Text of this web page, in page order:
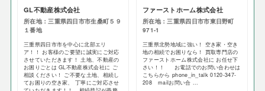
GL不動産株式会社
所在地：三重県四日市市生桑町５９
１番地
三重県四日市市を中心に北部エリ
ア！！ お客様のご要望に誠実にご対応
させていただきます！ 土地、不動産の
お困りごとは GL不動産株式会社に ご
相談ください！ ご不要な土地、相続し
てお困りの空き家、 丁寧にご対応させ
ファーストホーム株式会社
所在地：三重県四日市市東日野町
971-1
三重県北勢地域に強い！ 空き家・空き
地の相続でお困りなら！ 買取専門店の
ファーストホーム株式会社に お任せ下
さい！！ お電話でのお問い合わせは
こちらから phone_in_talk 0120-347-
208 mailお問い合 ...